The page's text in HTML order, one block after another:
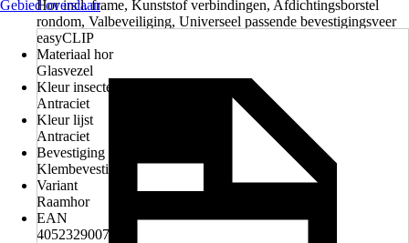
Hor incl. frame, Kunststof verbindingen, Afdichtingsborstel
rondom, Valbeveiliging, Universeel passende bevestigingsveer
easyCLIP
Materiaal hor
Glasvezel
Kleur insectenbeschermingsrooster
Antraciet
Kleur lijst
Antraciet
Bevestiging
Klembevestiging
Variant
Raamhor
EAN
4052329007082
Gebied overslaan